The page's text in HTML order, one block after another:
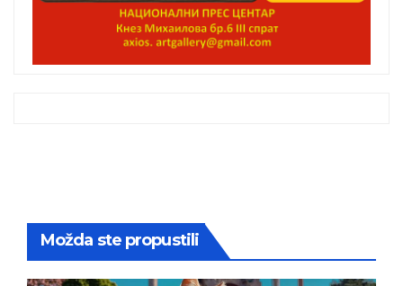
Možda ste propustili